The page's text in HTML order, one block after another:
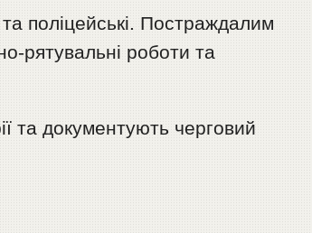
поліцейські. Постраждалим
рятувальні роботи та
та документують черговий